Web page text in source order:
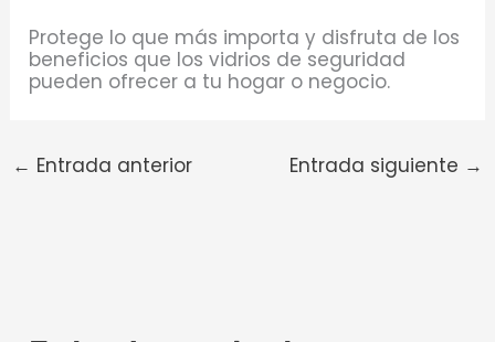
Protege lo que más importa y disfruta de los
beneficios que los vidrios de seguridad
pueden ofrecer a tu hogar o negocio.
← Entrada anterior Entrada siguiente →